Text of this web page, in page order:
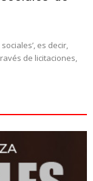
es decir,
de licitaciones,